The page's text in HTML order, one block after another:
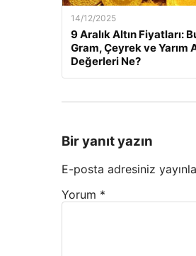
14/12/2025
9 Aralık Altın Fiyatları:
Gram, Çeyrek ve Yarım
Değerleri Ne?
Bir yanıt yazın
E-posta adresiniz
Yorum *